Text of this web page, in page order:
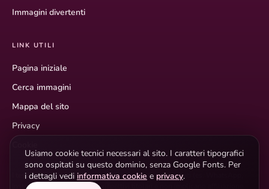
Immagini divertenti
LINK UTILI
Pagina iniziale
Cerca immagini
Mappa del sito
Privacy
I testi descrittivi hanno scopo informativo. I marchi citati (es. WhatsApp,
Instagram) appartengono ai rispettivi titolari e non implicano affiliazione.
Usiamo cookie tecnici necessari al sito. I caratteri tipografici
sono ospitati su questo dominio, senza Google Fonts. Per
i dettagli vedi informativa cookie e privacy.